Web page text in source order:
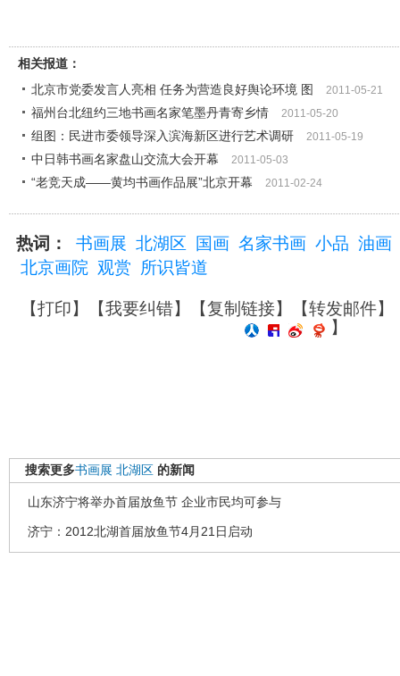
相关报道：
北京市党委发言人亮相 任务为营造良好舆论环境 图
2011-05-21
福州台北纽约三地书画名家笔墨丹青寄乡情 2011-05-20
组图：民进市委领导深入滨海新区进行艺术调研 2011-05-19
中日韩书画名家盘山交流大会开幕 2011-05-03
“老竞天成――黄均书画作品展”北京开幕 2011-02-24
热词： 书画展 北湖区 国画 名家书画 小品 油画
北京画院 观赏 所识皆道
【打印】【我要纠错】【复制链接】【转发邮件】
】
搜索更多书画展 北湖区 的新闻
山东济宁将举办首届放鱼节 企业市民均可参与
济宁：2012北湖首届放鱼节4月21日启动